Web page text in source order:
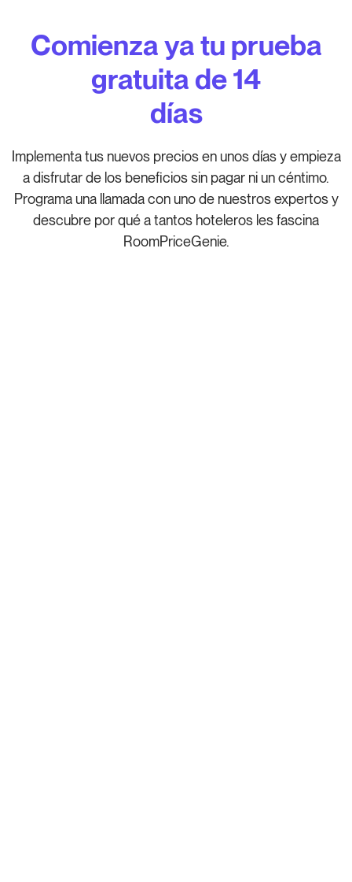
Comienza ya tu prueba
gratuita de 14
días
Implementa tus nuevos precios en unos días y empieza
a disfrutar de los beneficios sin pagar ni un céntimo.
Programa una llamada con uno de nuestros expertos y
descubre por qué a tantos hoteleros les fascina
RoomPriceGenie.